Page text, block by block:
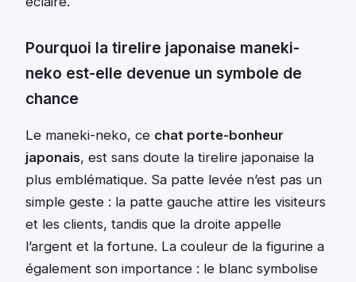
Pourquoi la tirelire japonaise maneki-
neko est-elle devenue un symbole de
chance
Le maneki-neko, ce chat porte-bonheur
japonais, est sans doute la tirelire japonaise la
plus emblématique. Sa patte levée n’est pas un
simple geste : la patte gauche attire les visiteurs
et les clients, tandis que la droite appelle
l’argent et la fortune. La couleur de la figurine a
également son importance : le blanc symbolise